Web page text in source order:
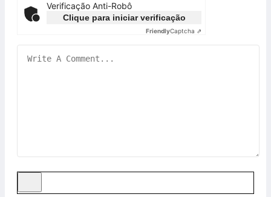
Verificação Anti-Robô
Clique para iniciar verificação
FriendlyCaptcha ⇗